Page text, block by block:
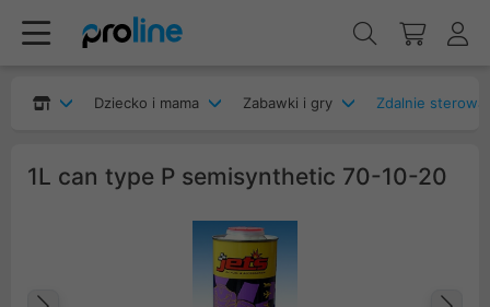
Dziecko i mama Zabawki i gry Zdalnie
1L can type P semisynthetic 70-10-20